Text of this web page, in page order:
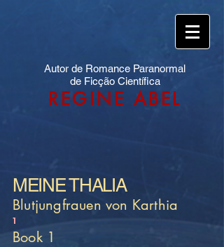
Autor de Romance Paranormal
de Ficção Científica
REGINE ABEL
MEINE THALIA
Blutjungfrauen von Karthia
1
Book 1